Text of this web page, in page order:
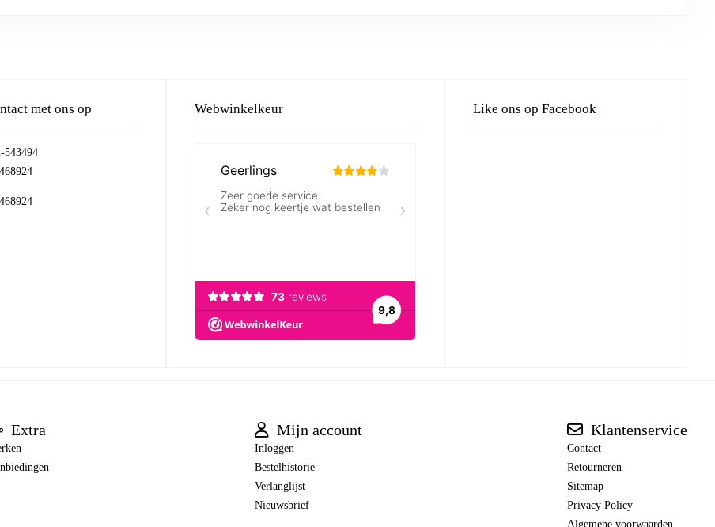
met ons op
543494
Webwinkelkeur Like ons op Facebook
Extra Mijn account
Inloggen
Bestelhistorie
Verlanglijst
Nieuwsbrief
Klantenservice
Contact
Retourneren
Sitemap
Privacy Policy
Algemene voorwaarden